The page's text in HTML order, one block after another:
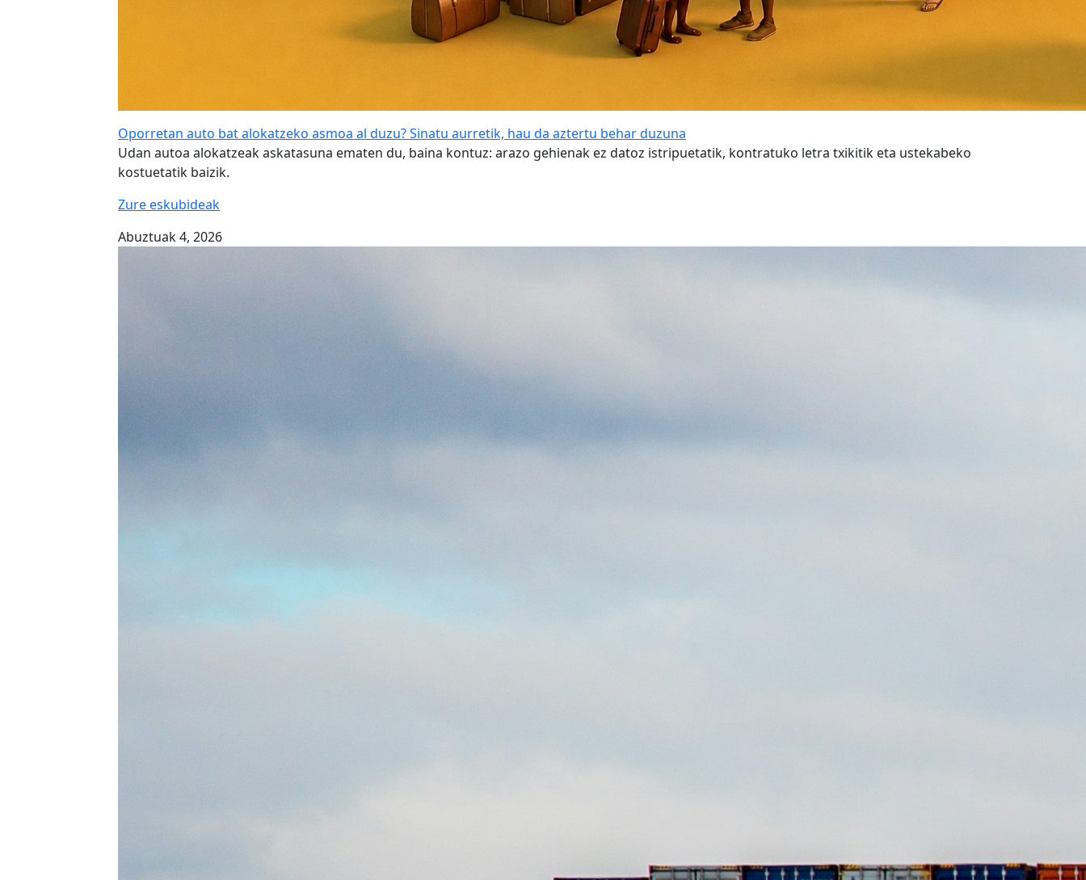
Oporretan auto bat alokatzeko asmoa al duzu? Sinatu aurretik, hau da aztertu behar duzuna
Udan autoa alokatzeak askatasuna ematen du, baina kontuz: arazo gehienak ez datoz istripuetatik, kontratuko letra txikitik eta ustekabeko
kostuetatik baizik.
Zure eskubideak
Abuztuak 4, 2026